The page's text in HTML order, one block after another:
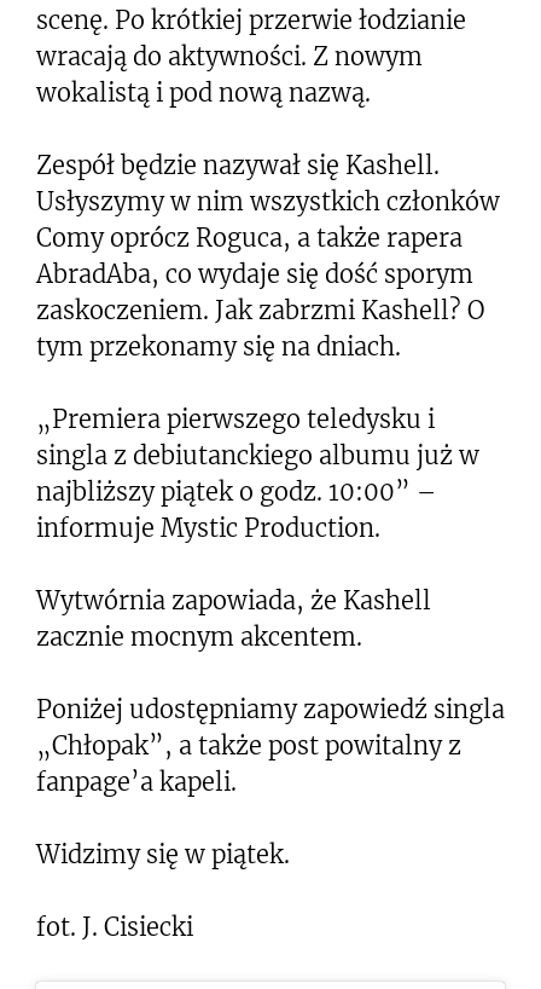
scenę. Po krótkiej przerwie łodzianie
wracają do aktywności. Z nowym
wokalistą i pod nową nazwą.
Zespół będzie nazywał się Kashell.
Usłyszymy w nim wszystkich członków
Comy oprócz Roguca, a także rapera
AbradAba, co wydaje się dość sporym
zaskoczeniem. Jak zabrzmi Kashell? O
tym przekonamy się na dniach.
„Premiera pierwszego teledysku i
singla z debiutanckiego albumu już w
najbliższy piątek o godz. 10:00” –
informuje Mystic Production.
Wytwórnia zapowiada, że Kashell
zacznie mocnym akcentem.
Poniżej udostępniamy zapowiedź singla
„Chłopak”, a także post powitalny z
fanpage’a kapeli.
Widzimy się w piątek.
fot. J. Cisiecki